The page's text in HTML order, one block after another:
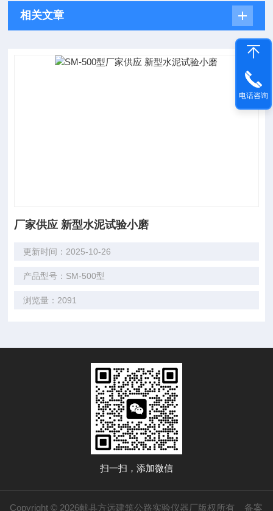
相关文章
厂家供应 新型水泥试验小磨
更新时间：2025-10-26
产品型号：SM-500型
浏览量：2091
扫一扫，添加微信
Copyright © 2026献县方远建筑公路实验仪器厂版权所有 备案
电话咨询